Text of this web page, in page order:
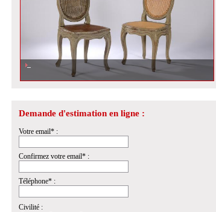
Demande d'estimation en ligne :
Votre email* :
Confirmez votre email* :
Téléphone* :
Civilité :